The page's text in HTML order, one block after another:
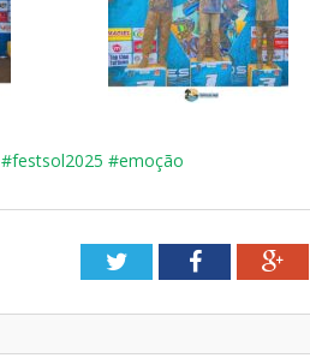
#festsol2025 #emoção
TwitterFacebook